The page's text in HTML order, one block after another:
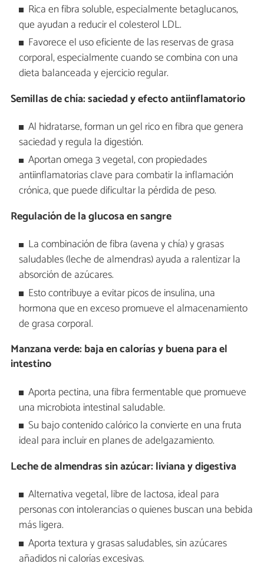
Rica en fibra soluble, especialmente betaglucanos,
que ayudan a reducir el colesterol LDL.
Favorece el uso eficiente de las reservas de grasa
corporal, especialmente cuando se combina con una
dieta balanceada y ejercicio regular.
Semillas de chía: saciedad y efecto antiinflamatorio
Al hidratarse, forman un gel rico en fibra que genera
saciedad y regula la digestión.
Aportan omega 3 vegetal, con propiedades
antiinflamatorias clave para combatir la inflamación
crónica, que puede dificultar la pérdida de peso.
Regulación de la glucosa en sangre
La combinación de fibra (avena y chía) y grasas
saludables (leche de almendras) ayuda a ralentizar la
absorción de azúcares.
Esto contribuye a evitar picos de insulina, una
hormona que en exceso promueve el almacenamiento
de grasa corporal.
Manzana verde: baja en calorías y buena para el
intestino
Aporta pectina, una fibra fermentable que promueve
una microbiota intestinal saludable.
Su bajo contenido calórico la convierte en una fruta
ideal para incluir en planes de adelgazamiento.
Leche de almendras sin azúcar: liviana y digestiva
Alternativa vegetal, libre de lactosa, ideal para
personas con intolerancias o quienes buscan una bebida
más ligera.
Aporta textura y grasas saludables, sin azúcares
añadidos ni calorías excesivas.